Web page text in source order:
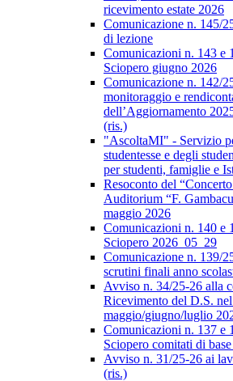
ricevimento estate 2026
Comunicazione n. 145/
di lezione
Comunicazioni n. 143 e
Sciopero giugno 2026
Comunicazione n. 142/
monitoraggio e
dell’Aggiornamento
(ris.)
"AscoltaMI" - Servizio
studentesse e degli
per studenti, famiglie e
Resoconto del
Auditorium “F.
maggio 2026
Comunicazioni n. 140 e
Sciopero 2026_05_29
Comunicazione n. 139/
scrutini finali anno
Avviso n. 34/25-26 alla
Ricevimento del D.S.
maggio/giugno/luglio
Comunicazioni n. 137 e
Sciopero comitati di
Avviso n. 31/25-26 ai
(ris.)